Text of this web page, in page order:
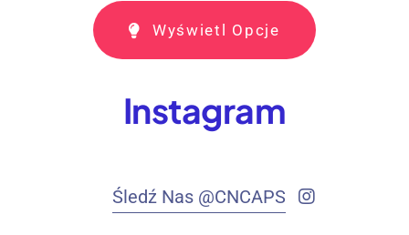
Wyświetl Opcje
Instagram
Śledź Nas @CNCAPS